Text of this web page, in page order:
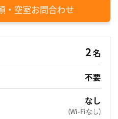
・空室お問合わせ
2名
不要
なし
(Wi-Fiなし)